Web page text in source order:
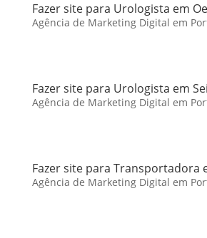
Fazer site para Urologista em
Agência de Marketing Digital em
Fazer site para Urologista em
Agência de Marketing Digital em
Fazer site para Transportadora
Agência de Marketing Digital em